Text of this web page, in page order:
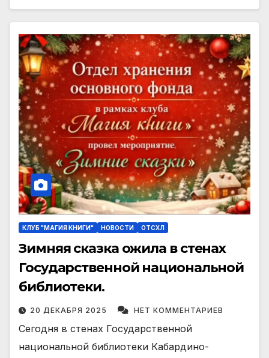
КЛУБ "МАГИЯ КНИГИ" НОВОСТИ ОТСХЛ
Зимняя сказка ожила в стенах
Государственной национальной
библиотеки.
20 ДЕКАБРЯ 2025 НЕТ КОММЕНТАРИЕВ
Сегодня в стенах Государственной
национальной библиотеки Кабардино-